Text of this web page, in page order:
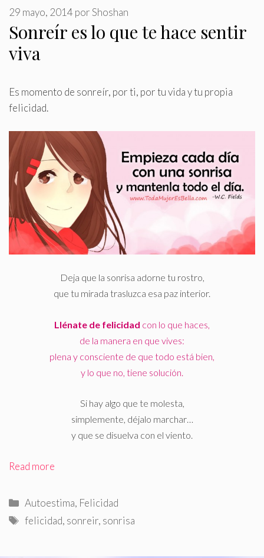
Sonreír es lo que te hace sentir
viva
29 mayo, 2014 porShoshan
Es momento de sonreír, por ti, por tu vida y tu propia
felicidad.
Deja que la sonrisa adorne tu rostro,
que tu mirada trasluzca esa paz interior.
Llénate de felicidad con lo que haces,
de la manera en que vives:
plena y consciente de que todo está bien,
y lo que no, tiene solución.
Si hay algo que te molesta,
simplemente, déjalo marchar…
y que se disuelva con el viento.
Read more
Categorías
Autoestima, Felicidad
Etiquetas
felicidad, sonreir, sonrisa